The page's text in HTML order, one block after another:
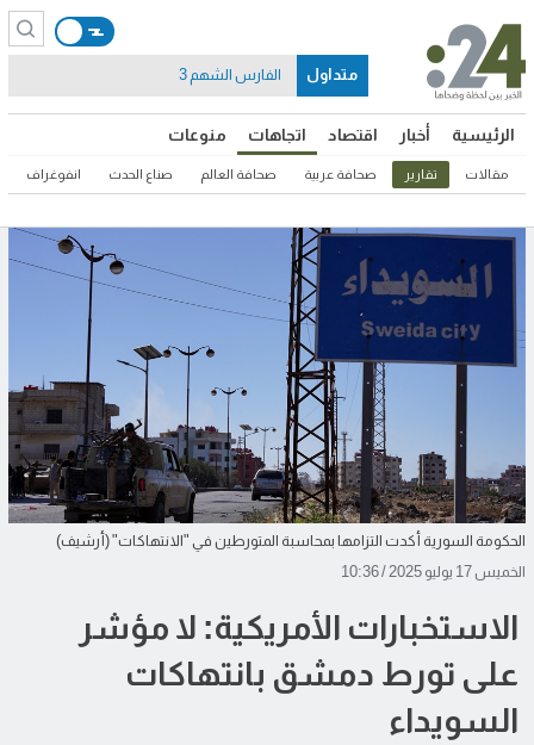
الرئيسية أخبار اقتصاد اتجاهات
مقالات تقارير صحافة عربية صحافة العالم صناع الحدث انفوغراف
منوعات
متداول الفارس الشهم 3
الحكومة السورية أكدت التزامها بمحاسبة المتورطين في "الانتهاكات" (أرشيف)
الخميس 17 يوليو 2025 / 10:36
الاستخبارات الأمريكية: لا مؤشر
على تورط دمشق بانتهاكات
السويداء